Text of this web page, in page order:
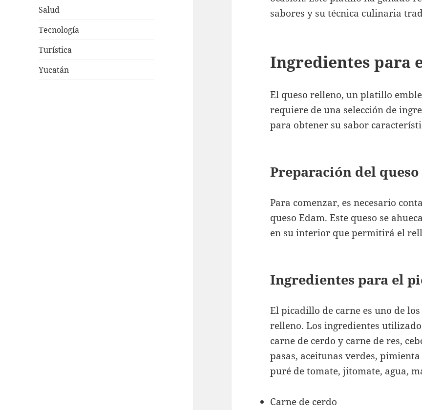
Salud
Tecnología
Turística
Yucatán
sabores y su técnica culinaria
Ingredientes para
El queso relleno, un platillo
requiere de una selección de
para obtener su sabor
Preparación del
Para comenzar, es necesario
queso Edam. Este queso se
en su interior que permitirá el
Ingredientes para el
El picadillo de carne es uno de
relleno. Los ingredientes
carne de cerdo y carne de res,
pasas, aceitunas verdes,
puré de tomate, jitomate, agua,
Carne de cerdo